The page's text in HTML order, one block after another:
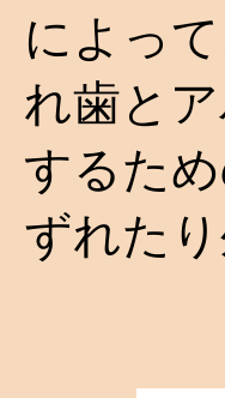
によっ
れ歯と
するた
ずれた